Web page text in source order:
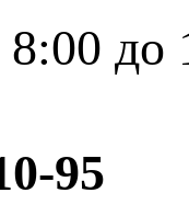
до
95